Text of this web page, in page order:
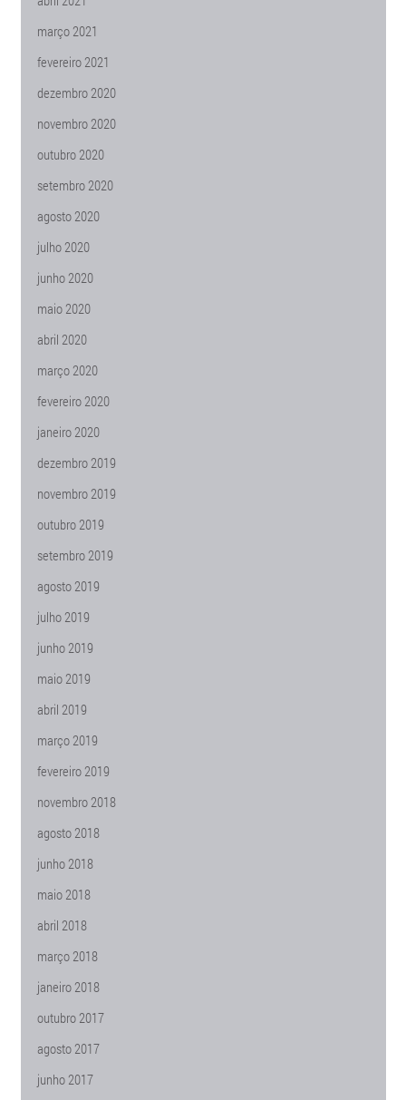
março 2021
fevereiro 2021
dezembro 2020
novembro 2020
outubro 2020
setembro 2020
agosto 2020
julho 2020
junho 2020
maio 2020
abril 2020
março 2020
fevereiro 2020
janeiro 2020
dezembro 2019
novembro 2019
outubro 2019
setembro 2019
agosto 2019
julho 2019
junho 2019
maio 2019
abril 2019
março 2019
fevereiro 2019
novembro 2018
agosto 2018
junho 2018
maio 2018
abril 2018
março 2018
janeiro 2018
outubro 2017
agosto 2017
junho 2017